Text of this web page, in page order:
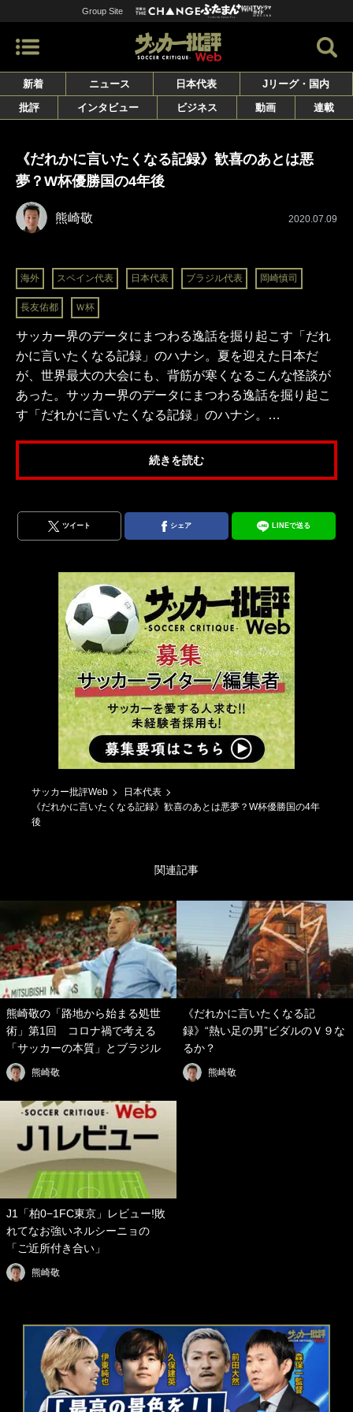
Group Site
新着 ニュース 日本代表
Jリーグ・国内
批評
インタビュー ビジネス 動画 連載
《だれかに言いたくなる記録》歓喜のあとは悪
夢？W杯優勝国の4年後
熊崎敬 2020.07.09
海外 スペイン代表 日本代表 ブラジル代表 岡崎慎司
長友佑都 Ｗ杯
サッカー界のデータにまつわる逸話を掘り起こす「だれ
かに言いたくなる記録」のハナシ。夏を迎えた日本だ
が、世界最大の大会にも、背筋が寒くなるこんな怪談が
あった。サッカー界のデータにまつわる逸話を掘り起こ
す「だれかに言いたくなる記録」のハナシ。…
続きを読む
ツイート シェア LINEで送る
サッカー批評Web
日本代表
《だれかに言いたくなる記録》歓喜のあとは悪夢？W杯優勝国の4年
後
関連記事
熊崎敬の「路地から始まる処世
術」第1回 コロナ禍で考える
「サッカーの本質」とブラジル
熊崎敬
《だれかに言いたくなる記
録》“熱い足の男”ビダルのＶ９な
るか？
熊崎敬
J1「柏0−1FC東京」レビュー!敗
れてなお強いネルシーニョの
「ご近所付き合い」
熊崎敬